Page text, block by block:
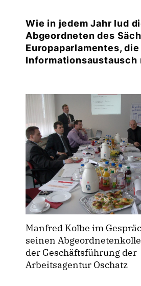
Wie in jedem Jahr lud
Abgeordneten des
Europaparlamentes,
Informationsaustausch
Manfred Kolbe im
seinen
der Geschäftsführung der
Arbeitsagentur Oschatz